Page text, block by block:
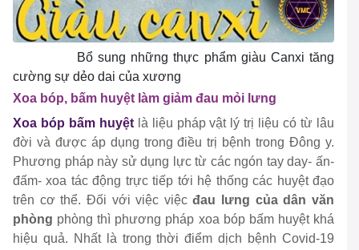
Bổ sung những thực phẩm giàu Canxi tăng
cường sự dẻo dai của xương
Xoa bóp, bấm huyệt làm giảm đau mỏi lưng
Xoa bóp bấm huyệtlà liệu pháp vật lý trị liệu có từ lâu
đời và được áp dụng trong điều trị bệnh trong Đông y.
Phương pháp này sử dụng lực từ các ngón tay day- ấn-
đấm- xoa tác động trực tiếp tới hệ thống các huyệt đạo
trên cơ thể. Đối với việc việcđau lưng của dân văn
phòng phòng thì phương pháp xoa bóp bấm huyệt khá
hiệu quả. Nhất là trong thời điểm dịch bệnh Covid-19